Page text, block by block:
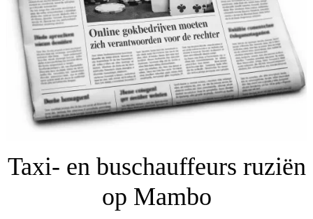
Taxi- en buschauffeurs ruziën
op Mambo